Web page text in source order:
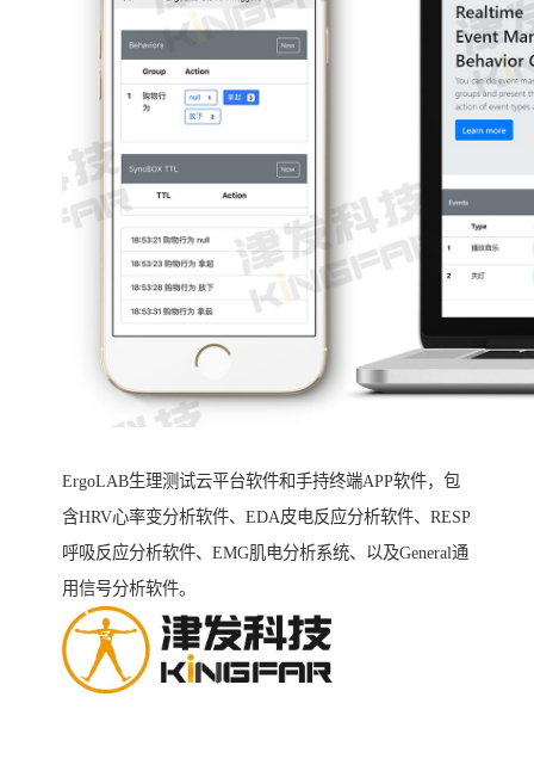
ErgoLAB生理测试云平台软件和手持终端APP软件，包
含HRV心率变分析软件、EDA皮电反应分析软件、RESP
呼吸反应分析软件、EMG肌电分析系统、以及General通
用信号分析软件。